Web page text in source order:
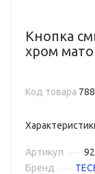
Кнопка
хром
Код товара
Артикул
Бренд